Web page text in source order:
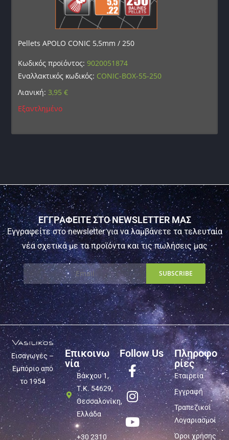
Pellets APOLO CONIC 5,5mm / 250
Κωδικός προϊόντος:9020051874
Εναλλακτικός κωδικός: CONIC-BOX-55-250
Λιανική: 3,95€
Εξαντλημένο
ΕΓΓΡΑΦΕΙΤΕ ΣΤΟ NEWSLETTER ΜΑΣ
Εγγραφείτε στο newsletter για να λαμβάνετε τα τελευταία
νέα σχετικά με τα προϊόντα και τις πωλήσεις μας
Εισαγωγές –
Εμπόριο από
το 1954
Επικοινω
νία
Βάκχου 1,
Τ.Κ. 54629,
Θεσσαλονίκη,
Ελλάδα
+30 2310
Follow Us
Πληροφο
ρίες
Εταιρεία
Εγγραφή
Τραπεζικοί
Λογαριασμοί
Όροι χρήσης